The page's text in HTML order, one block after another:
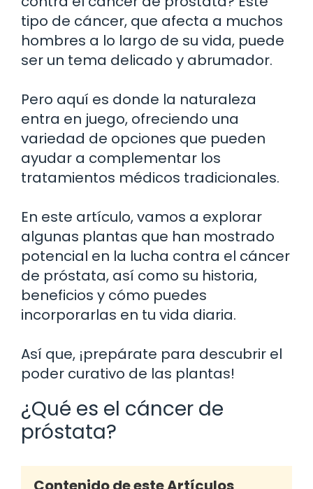
tipo de cáncer, que afecta a muchos
hombres a lo largo de su vida, puede
ser un tema delicado y abrumador.
Pero aquí es donde la naturaleza
entra en juego, ofreciendo una
variedad de opciones que pueden
ayudar a complementar los
tratamientos médicos tradicionales.
En este artículo, vamos a explorar
algunas plantas que han mostrado
potencial en la lucha contra el cáncer
de próstata, así como su historia,
beneficios y cómo puedes
incorporarlas en tu vida diaria.
Así que, ¡prepárate para descubrir el
poder curativo de las plantas!
¿Qué es el cáncer de
próstata?